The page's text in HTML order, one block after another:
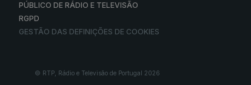
PÚBLICO DE RÁDIO E TELEVISÃO
RGPD
GESTÃO DAS DEFINIÇÕES DE COOKIES
© RTP, Rádio e Televisão de Portugal 2026